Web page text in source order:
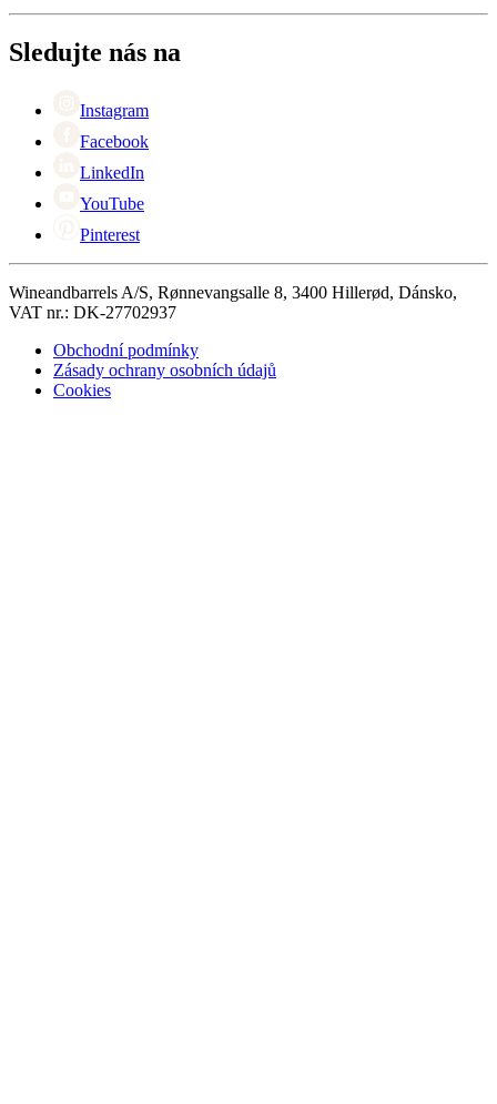
Vrácení
Black Friday
Singles Day
Sledujte nás na
Instagram
Facebook
LinkedIn
YouTube
Pinterest
Wineandbarrels A/S, Rønnevangsalle 8, 3400 Hillerød, Dánsko,
VAT nr.: DK-27702937
Obchodní podmínky
Zásady ochrany osobních údajů
Cookies